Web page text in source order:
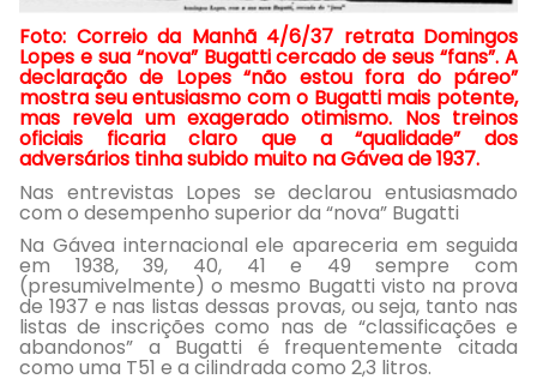
Foto: Correio da Manhã 4/6/37 retrata Domingos
Lopes e sua “nova” Bugatti cercado de seus “fans”. A
declaração de Lopes “não estou fora do páreo”
mostra seu entusiasmo com o Bugatti mais potente,
mas revela um exagerado otimismo. Nos treinos
oficiais ficaria claro que a “qualidade” dos
adversários tinha subido muito na Gávea de 1937.
Nas entrevistas Lopes se declarou entusiasmado
com o desempenho superior da “nova” Bugatti
Na Gávea internacional ele apareceria em seguida
em 1938, 39, 40, 41 e 49 sempre com
(presumivelmente) o mesmo Bugatti visto na prova
de 1937 e nas listas dessas provas, ou seja, tanto nas
listas de inscrições como nas de “classificações e
abandonos” a Bugatti é frequentemente citada
como uma T51 e a cilindrada como 2,3 litros.